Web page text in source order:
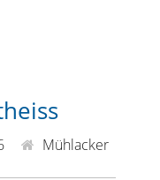
Mühlacker